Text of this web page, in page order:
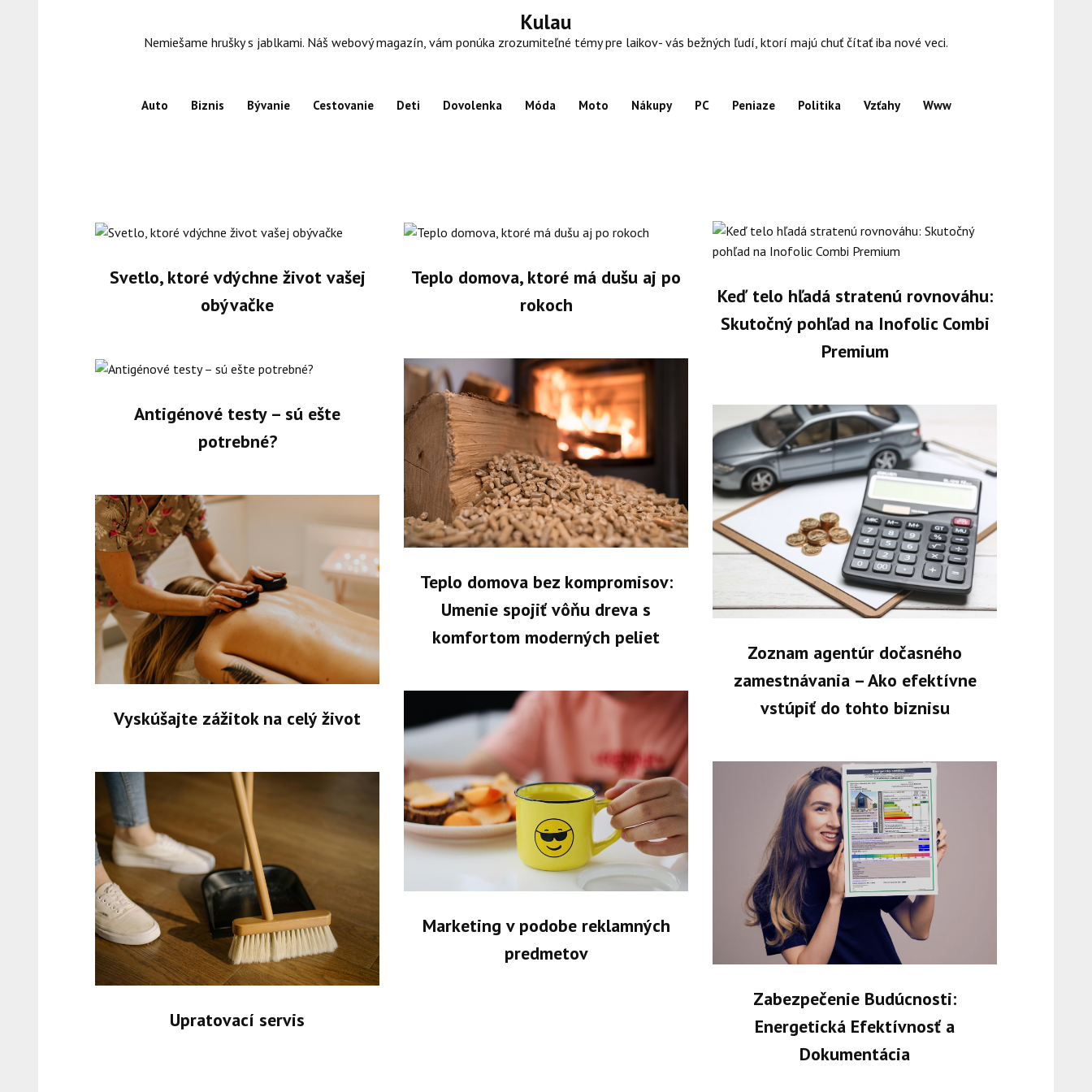
Kulau
Nemiešame hrušky s jablkami. Náš webový magazín, vám ponúka zrozumiteľné témy pre laikov- vás bežných ľudí, ktorí majú chuť čítať iba nové veci.
Auto Biznis Bývanie Cestovanie Deti Dovolenka Móda Moto Nákupy PC Peniaze Politika Vzťahy Www
Svetlo, ktoré vdýchne život vašej
obývačke
Teplo domova, ktoré má dušu aj po
rokoch
Keď telo hľadá stratenú rovnováhu:
Skutočný pohľad na Inofolic Combi
Premium
Antigénové testy – sú ešte
potrebné?
Teplo domova bez kompromisov:
Umenie spojiť vôňu dreva s
komfortom moderných peliet
Zoznam agentúr dočasného
zamestnávania – Ako efektívne
vstúpiť do tohto biznisu
Vyskúšajte zážitok na celý život
Marketing v podobe reklamných
predmetov
Zabezpečenie Budúcnosti:
Energetická Efektívnosť a
Dokumentácia
Upratovací servis